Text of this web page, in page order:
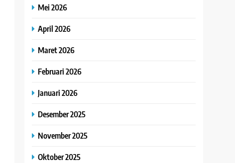
Mei 2026
April 2026
Maret 2026
Februari 2026
Januari 2026
Desember 2025
November 2025
Oktober 2025